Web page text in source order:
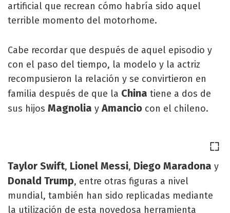
artificial que recrean cómo habría sido aquel
terrible momento del motorhome.
Cabe recordar que después de aquel episodio y
con el paso del tiempo, la modelo y la actriz
recompusieron la relación y se convirtieron en
familia después de que la China tiene a dos de
sus hijos Magnolia yAmancio con el chileno.
Taylor Swift, Lionel Messi, Diego Maradona y
Donald Trump, entre otras figuras a nivel
mundial, también han sido replicadas mediante
la utilización de esta novedosa herramienta